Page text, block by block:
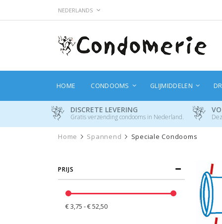
Ga
inhoud
TAAL
NEDERLANDS
HOME CONDOOMS GLIJMIDDELEN
DISCRETE LEVERING
Gratis verzending condooms in Nederland.
Home Spannend Speciale Condooms
PRIJS
€ 3,75 - € 52,50